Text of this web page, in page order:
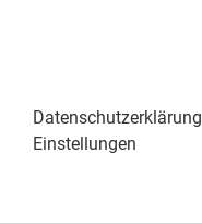
Datenschutzerklärung
Einstellungen